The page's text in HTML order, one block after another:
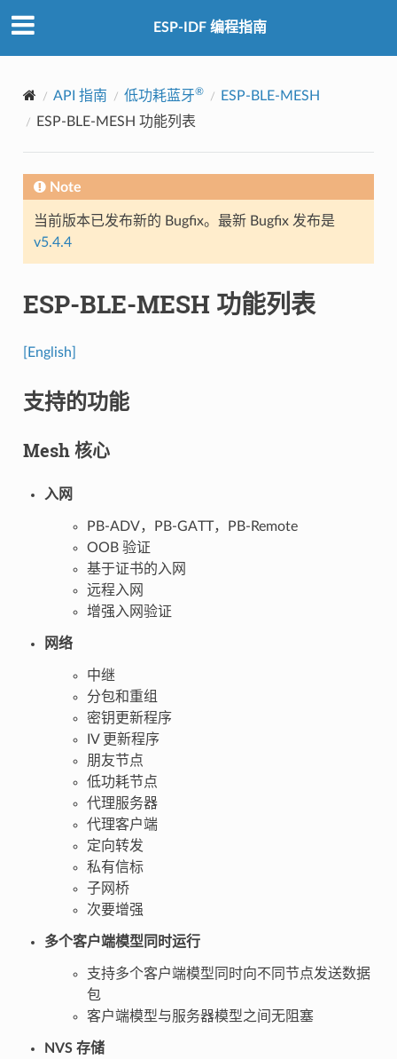
ESP-IDF 编程指南
API 指南 低功耗蓝牙®
ESP-BLE-MESH
ESP-BLE-MESH 功能列表
Note
当前版本已发布新的 Bugfix。最新 Bugfix 发布是
v5.4.4
ESP-BLE-MESH 功能列表
[English]
支持的功能
Mesh 核心
入网
PB-ADV，PB-GATT，PB-Remote
OOB 验证
基于证书的入网
远程入网
增强入网验证
网络
中继
分包和重组
密钥更新程序
IV 更新程序
朋友节点
低功耗节点
代理服务器
代理客户端
定向转发
私有信标
子网桥
次要增强
多个客户端模型同时运行
支持多个客户端模型同时向不同节点发送数据
包
客户端模型与服务器模型之间无阻塞
NVS 存储